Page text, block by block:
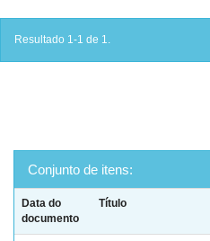
Resultado 1-1 de 1.
Conjunto de itens:
Data do
documento
Título